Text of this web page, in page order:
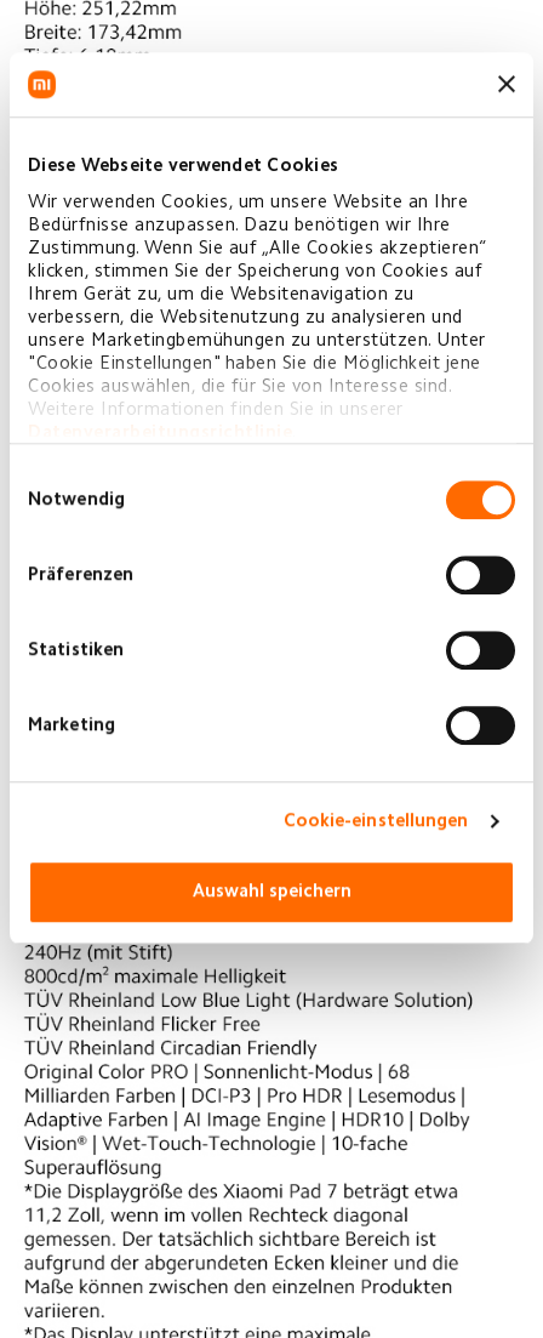
Diese Webseite verwendet Cookies
Wir verwenden Cookies, um unsere Website an Ihre
Bedürfnisse anzupassen. Dazu benötigen wir Ihre
Zustimmung. Wenn Sie auf „Alle Cookies akzeptieren“
klicken, stimmen Sie der Speicherung von Cookies auf
Ihrem Gerät zu, um die Websitenavigation zu
verbessern, die Websitenutzung zu analysieren und
unsere Marketingbemühungen zu unterstützen. Unter
"Cookie Einstellungen" haben Sie die Möglichkeit jene
Cookies auswählen, die für Sie von Interesse sind.
Weitere Informationen finden Sie in unserer
Notwendig
Präferenzen
Statistiken
Marketing
Cookie-einstellungen
Auswahl speichern